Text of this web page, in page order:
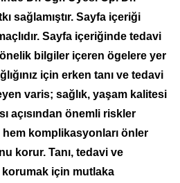
sağlamıştır. Sayfa içeriği
Sayfa içeriğinde tedavi
bilgiler içeren ögelere yer
için erken tanı ve tedavi
varis; sağlık, yaşam kalitesi
açısından önemli riskler
komplikasyonları önler
korur. Tanı, tedavi ve
korumak için mutlaka